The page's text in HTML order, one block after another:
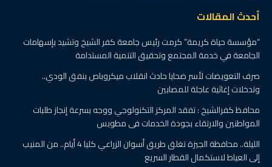
أحدث المقالات
“مؤسسة حياة كريمة” كرمت رئيس جامعة كفر الشيخ وتشيد بإسهامات
الجامعة في خدمة المجتمع وتحقيق التنمية المستدامة
صرف التعويضات لأسر ضحايا حادث انقلاب ميكروباص بنفق الودي..
وتدخلات إغاثية عاجلة للمصابين
محافظ كفرالشيخ : تفقد المركز التكنولوجي ووجه بسرعة إنجاز طلبات
المواطنين والارتقاء بجودة الخدمات فى مطوبس
الليلة.. محافظة الجيزة تغلق طريق أسوان الزراعي كليا 4 أيام.. من المنيب
إلى العياط لاستكمال القطار السريع